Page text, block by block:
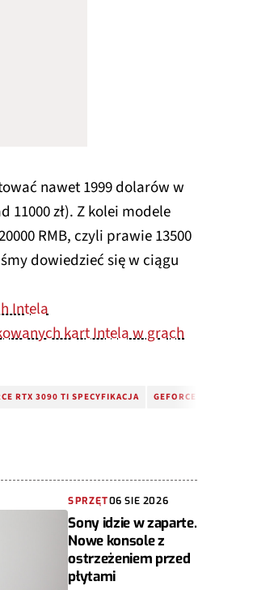
nawet 1999 dolarów w
11000 zł). Z kolei modele
RMB, czyli prawie 13500
dowiedzieć się w ciągu
Intela
kart Intela w grach
RTX 3090 TI SPECYFIKACJA GEFORCE RTX 3090 TI CENA
SPRZĘT06 SIE 2026
Sony idzie w zaparte.
Nowe konsole z
ostrzeżeniem przed
płytami